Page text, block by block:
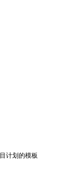
计划的模板